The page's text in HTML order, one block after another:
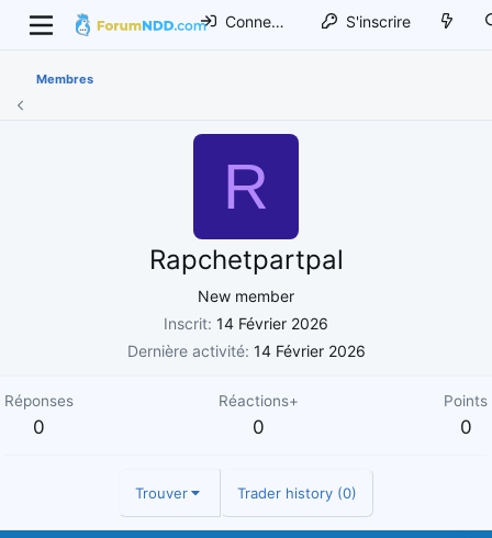
Connexion S'inscrire
Membres
R
Rapchetpartpal
New member
Inscrit 14 Février 2026
Dernière activité 14 Février 2026
Réponses
0
Réactions+
0
Points
0
Trouver Trader history (0)